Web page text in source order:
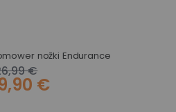
nožki Endurance
€
€